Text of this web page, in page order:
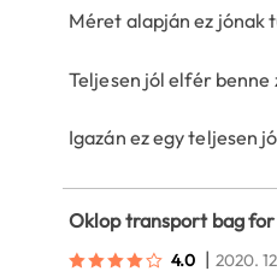
Méret alapján ez jónak
Teljesen jól elfér
Igazán ez egy teljesen
Oklop transport bag
4.0 | 2020.